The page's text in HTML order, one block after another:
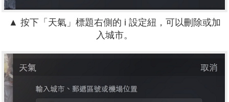
▲ 按下「天氣」標題右側的 i 設定紐，可以刪除或加
入城市。